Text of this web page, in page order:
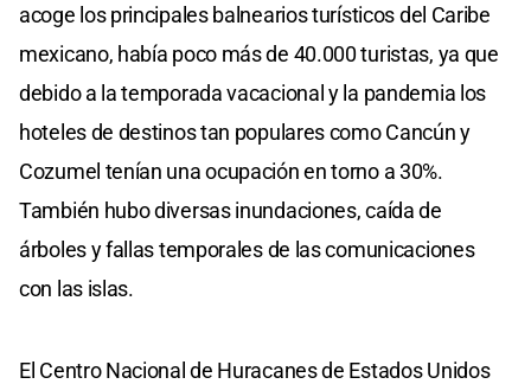
acoge los principales balnearios turísticos del Caribe
mexicano, había poco más de 40.000 turistas, ya que
debido a la temporada vacacional y la pandemia los
hoteles de destinos tan populares como Cancún y
Cozumel tenían una ocupación en torno a 30%.
También hubo diversas inundaciones, caída de
árboles y fallas temporales de las comunicaciones
con las islas.
El Centro Nacional de Huracanes de Estados Unidos